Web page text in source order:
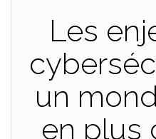
Les
un
en plus